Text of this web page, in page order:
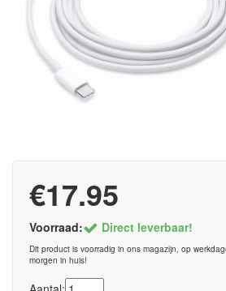
€17.95
Voorraad: Direct leverbaar!
Dit product is voorradig in ons magazijn, op
morgen in huis!